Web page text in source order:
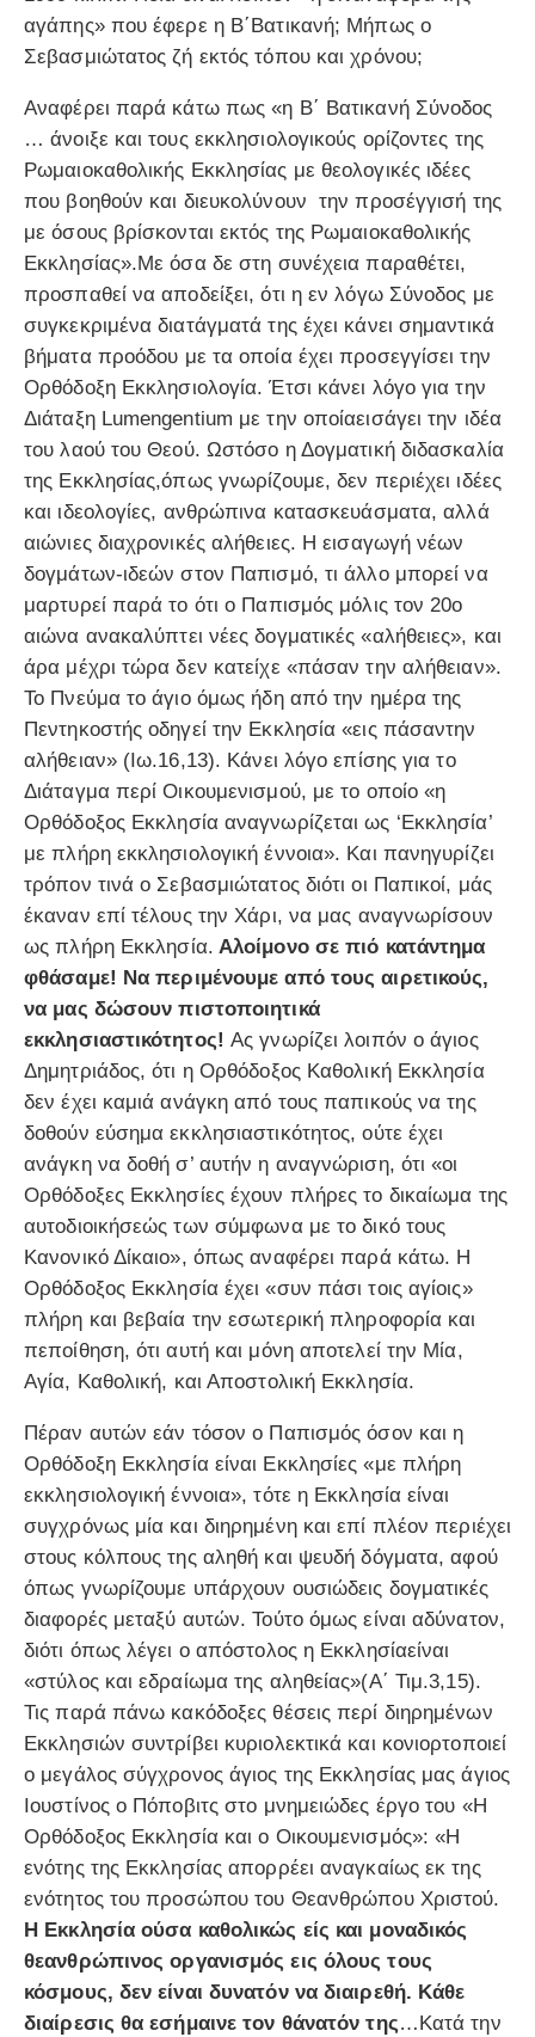
αγάπης» που έφερε η Β΄Βατικανή; Μήπως ο
Σεβασμιώτατος ζή εκτός τόπου και χρόνου;
Αναφέρει παρά κάτω πως «η Β΄ Βατικανή Σύνοδος
… άνοιξε και τους εκκλησιολογικούς ορίζοντες της
Ρωμαιοκαθολικής Εκκλησίας με θεολογικές ιδέες
που βοηθούν και διευκολύνουν την προσέγγισή της
με όσους βρίσκονται εκτός της Ρωμαιοκαθολικής
Εκκλησίας».Με όσα δε στη συνέχεια παραθέτει,
προσπαθεί να αποδείξει, ότι η εν λόγω Σύνοδος με
συγκεκριμένα διατάγματά της έχει κάνει σημαντικά
βήματα προόδου με τα οποία έχει προσεγγίσει την
Ορθόδοξη Εκκλησιολογία. Έτσι κάνει λόγο για την
Διάταξη Lumengentium με την οποίαεισάγει την ιδέα
του λαού του Θεού. Ωστόσο η Δογματική διδασκαλία
της Εκκλησίας,όπως γνωρίζουμε, δεν περιέχει ιδέες
και ιδεολογίες, ανθρώπινα κατασκευάσματα, αλλά
αιώνιες διαχρονικές αλήθειες. Η εισαγωγή νέων
δογμάτων-ιδεών στον Παπισμό, τι άλλο μπορεί να
μαρτυρεί παρά το ότι ο Παπισμός μόλις τον 20ο
αιώνα ανακαλύπτει νέες δογματικές «αλήθειες», και
άρα μέχρι τώρα δεν κατείχε «πάσαν την αλήθειαν».
Το Πνεύμα το άγιο όμως ήδη από την ημέρα της
Πεντηκοστής οδηγεί την Εκκλησία «εις πάσαντην
αλήθειαν» (Ιω.16,13). Κάνει λόγο επίσης για το
Διάταγμα περί Οικουμενισμού, με το οποίο «η
Ορθόδοξος Εκκλησία αναγνωρίζεται ως ‘Εκκλησία’
με πλήρη εκκλησιολογική έννοια». Και πανηγυρίζει
τρόπον τινά ο Σεβασμιώτατος διότι οι Παπικοί, μάς
έκαναν επί τέλους την Χάρι, να μας αναγνωρίσουν
ως πλήρη Εκκλησία. Αλοίμονο σε πιό κατάντημα
φθάσαμε! Να περιμένουμε από τους αιρετικούς,
να μας δώσουν πιστοποιητικά
εκκλησιαστικότητος!Ας γνωρίζει λοιπόν ο άγιος
Δημητριάδος, ότι η Ορθόδοξος Καθολική Εκκλησία
δεν έχει καμιά ανάγκη από τους παπικούς να της
δοθούν εύσημα εκκλησιαστικότητος, ούτε έχει
ανάγκη να δοθή σ’ αυτήν η αναγνώριση, ότι «οι
Ορθόδοξες Εκκλησίες έχουν πλήρες το δικαίωμα της
αυτοδιοικήσεώς των σύμφωνα με το δικό τους
Κανονικό Δίκαιο», όπως αναφέρει παρά κάτω. Η
Ορθόδοξος Εκκλησία έχει «συν πάσι τοις αγίοις»
πλήρη και βεβαία την εσωτερική πληροφορία και
πεποίθηση, ότι αυτή και μόνη αποτελεί την Μία,
Αγία, Καθολική, και Αποστολική Εκκλησία.
Πέραν αυτών εάν τόσον ο Παπισμός όσον και η
Ορθόδοξη Εκκλησία είναι Εκκλησίες «με πλήρη
εκκλησιολογική έννοια», τότε η Εκκλησία είναι
συγχρόνως μία και διηρημένη και επί πλέον περιέχει
στους κόλπους της αληθή και ψευδή δόγματα, αφού
όπως γνωρίζουμε υπάρχουν ουσιώδεις δογματικές
διαφορές μεταξύ αυτών. Τούτο όμως είναι αδύνατον,
διότι όπως λέγει ο απόστολος η Εκκλησίαείναι
«στύλος και εδραίωμα της αληθείας»(Α΄ Τιμ.3,15).
Τις παρά πάνω κακόδοξες θέσεις περί διηρημένων
Εκκλησιών συντρίβει κυριολεκτικά και κονιορτοποιεί
ο μεγάλος σύγχρονος άγιος της Εκκλησίας μας άγιος
Ιουστίνος ο Πόποβιτς στο μνημειώδες έργο του «Η
Ορθόδοξος Εκκλησία και ο Οικουμενισμός»: «Η
ενότης της Εκκλησίας απορρέει αναγκαίως εκ της
ενότητος του προσώπου του Θεανθρώπου Χριστού.
Η Εκκλησία ούσα καθολικώς είς και μοναδικός
θεανθρώπινος οργανισμός εις όλους τους
κόσμους, δεν είναι δυνατόν να διαιρεθή. Κάθε
διαίρεσις θα εσήμαινε τον θάνατόν της…Κατά την